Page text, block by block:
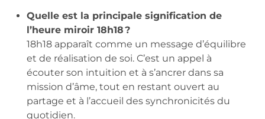
Quelle est la principale signification de
l’heure miroir 18h18 ?
18h18 apparaît comme un message d’équilibre
et de réalisation de soi. C’est un appel à
écouter son intuition et à s’ancrer dans sa
mission d’âme, tout en restant ouvert au
partage et à l’accueil des synchronicités du
quotidien.